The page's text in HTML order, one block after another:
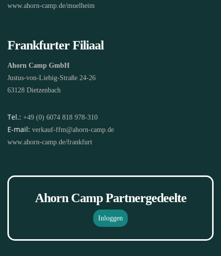
www.ahorn-camp.de/muelheim
Frankfurter Filiaal
Ahorn Camp GmbH
Justus-von-Liebig-Straße 24-26
63128 Dietzenbach
Tel.: +49 (0) 6074 818 978-310
E-mail: verkauf-ffm@ahorn-camp.de
www.ahorn-camp.de/frankfurt
Ahorn Camp Partnergedeelte
Inloggen